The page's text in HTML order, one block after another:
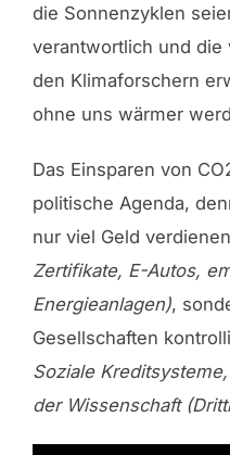
die Sonnenzyklen
verantwortlich und die
den Klimaforschern
ohne uns wärmer
Das Einsparen von
politische Agenda,
nur viel Geld verdienen
Zertifikate, E-Autos,
Energieanlagen),
Gesellschaften
Soziale
der Wissenschaft